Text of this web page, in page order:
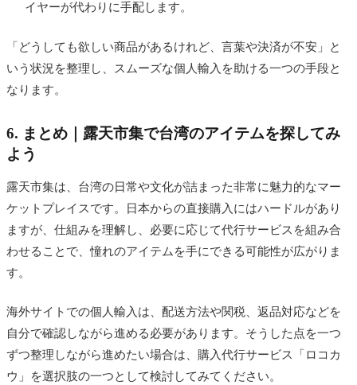
イヤーが代わりに手配します。
「どうしても欲しい商品があるけれど、言葉や決済が不安」と
いう状況を整理し、スムーズな個人輸入を助ける一つの手段と
なります。
6. まとめ｜露天市集で台湾のアイテムを探してみ
よう
露天市集は、台湾の日常や文化が詰まった非常に魅力的なマー
ケットプレイスです。日本からの直接購入にはハードルがあり
ますが、仕組みを理解し、必要に応じて代行サービスを組み合
わせることで、憧れのアイテムを手にできる可能性が広がりま
す。
海外サイトでの個人輸入は、配送方法や関税、返品対応などを
自分で確認しながら進める必要があります。そうした点を一つ
ずつ整理しながら進めたい場合は、購入代行サービス「ロコカ
ウ」を選択肢の一つとして検討してみてください。